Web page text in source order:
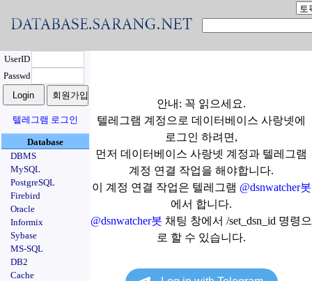
UserID
Passwd
텔레그램 로그인
Database
DBMS
MySQL
PostgreSQL
Firebird
Oracle
Informix
Sybase
MS-SQL
DB2
Cache
안내: 꼭 읽으세요.
텔레그램 계정으로 데이터베이스 사랑넷에
로그인 하려면,
먼저 데이터베이스 사랑넷 계정과 텔레그램
계정 연결 작업을 해야합니다.
이 계정 연결 작업은 텔레그램 @dsnwatcher봇
에서 합니다.
@dsnwatcher봇 채팅 창에서 /set_dsn_id 명령으
로 할 수 있습니다.